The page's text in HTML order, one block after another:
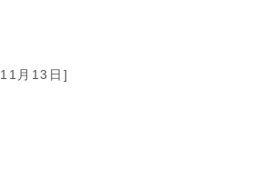
月13日]